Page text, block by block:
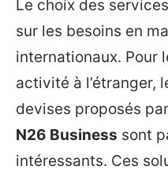
Le choix des
sur les besoins en
internationaux. Pour
activité à l’étranger,
devises proposés par
N26 Business sont
intéressants. Ces